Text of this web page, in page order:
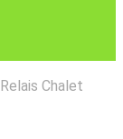
Chalet